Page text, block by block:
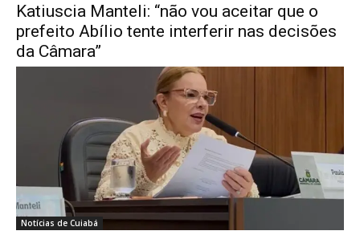
Katiuscia Manteli: “não vou aceitar que o
prefeito Abílio tente interferir nas decisões
da Câmara”
Notícias de Cuiabá